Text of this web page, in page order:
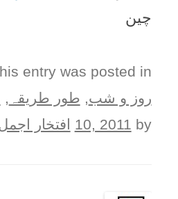
چين
entry was posted in
روز و شب, طور طريقہ ,
10, 2011 by افتخار